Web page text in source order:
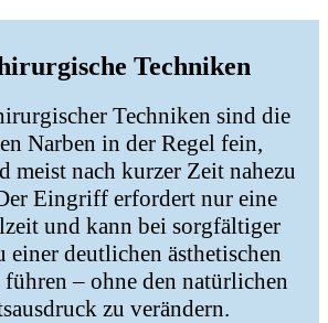
Techniken
Techniken sind die
Narben in der Regel fein,
meist nach kurzer Zeit nahezu
Eingriff erfordert nur eine
und kann bei sorgfältiger
einer deutlichen ästhetischen
führen – ohne den natürlichen
zu verändern.